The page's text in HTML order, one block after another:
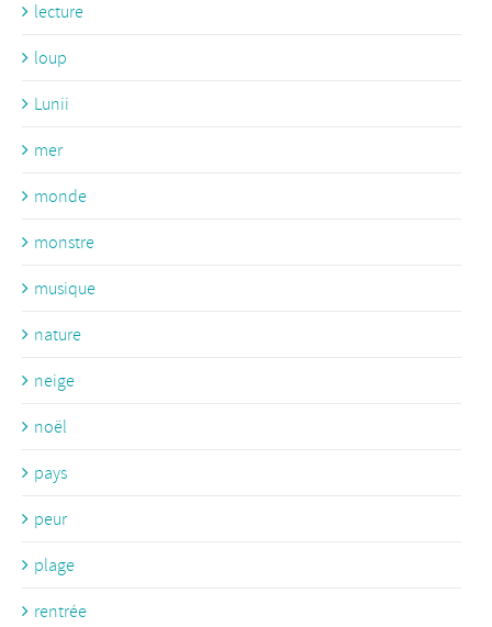
lecture
loup
Lunii
mer
monde
monstre
musique
nature
neige
noël
pays
peur
plage
rentrée